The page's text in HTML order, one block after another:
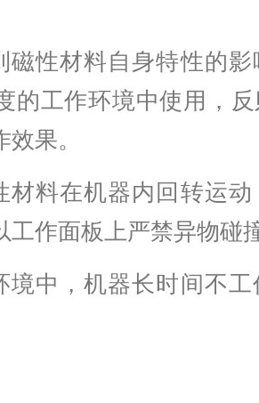
磁性材料自身特性的
的工作环境中使用，
果。
材料在机器内回转运
工作面板上严禁异物碰
境中，机器长时间不